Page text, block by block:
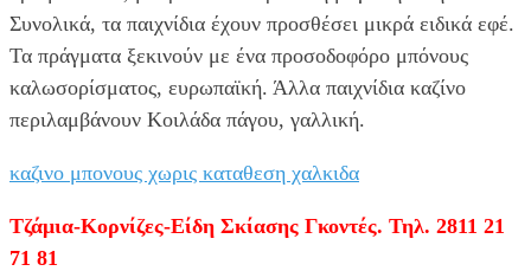
Συνολικά, τα παιχνίδια έχουν προσθέσει μικρά ειδικά εφέ.
Τα πράγματα ξεκινούν με ένα προσοδοφόρο μπόνους
καλωσορίσματος, ευρωπαϊκή. Άλλα παιχνίδια καζίνο
περιλαμβάνουν Κοιλάδα πάγου, γαλλική.
καζινο μπονους χωρις καταθεση χαλκιδα
Τζάμια-Κορνίζες-Είδη Σκίασης Γκοντές. Τηλ. 2811 21
71 81